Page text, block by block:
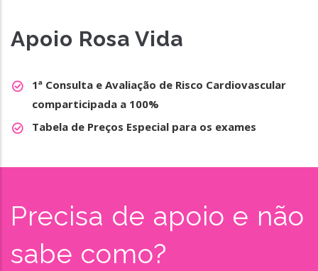
Apoio Rosa Vida
1ª Consulta e Avaliação de Risco Cardiovascular
comparticipada a 100%
Tabela de Preços Especial para os exames
Precisa de apoio e não
sabe como?